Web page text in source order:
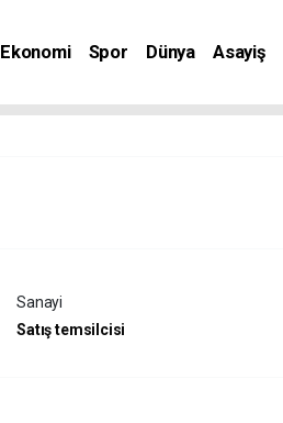
Ekonomi Spor Dünya Asayiş
Sanayi
Satış temsilcisi